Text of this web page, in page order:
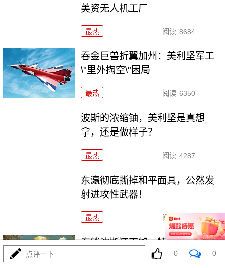
美资无人机工厂
最热 阅读 8684
吞金巨兽折翼加州：美利坚军工
\"里外掏空\"困局
最热 阅读 6350
波斯的浓缩铀，美利坚是真想
拿，还是做样子？
最热 阅读 4287
东瀛彻底撕掉和平面具，公然发
射进攻性武器！
最热 阅读 11121
海锁波斯还不够，特朗普又生毒
点评一下 0 0